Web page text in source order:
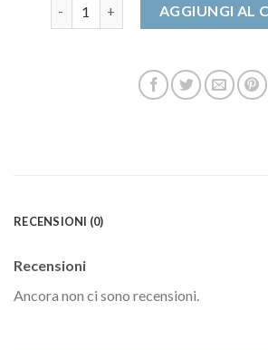
AGGIUNGI AL
RECENSIONI (0)
Recensioni
Ancora non ci sono recensioni.